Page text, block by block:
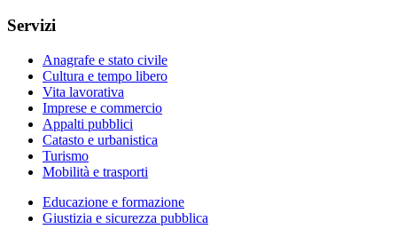
Servizi
Anagrafe e stato civile
Cultura e tempo libero
Vita lavorativa
Imprese e commercio
Appalti pubblici
Catasto e urbanistica
Turismo
Mobilità e trasporti
Educazione e formazione
Giustizia e sicurezza pubblica